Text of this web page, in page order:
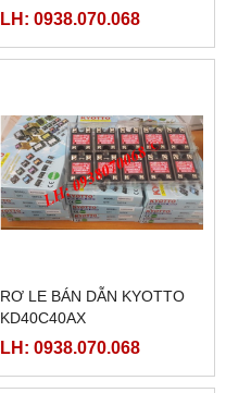
LH: 0938.070.068
RƠ LE BÁN DẪN KYOTTO
KD40C40AX
LH: 0938.070.068